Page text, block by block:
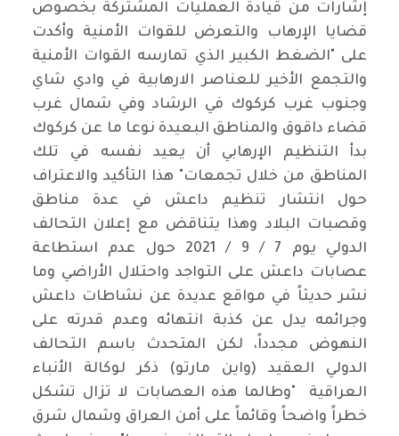
إشارات من قيادة العمليات المشتركة بخصوص
قضايا الإرهاب والتعرض للقوات الأمنية وأكدت
على "الضغط الكبير الذي تمارسه القوات الأمنية
والتجمع الأخير للعناصر الارهابية في وادي شاي
وجنوب غرب كركوك في الرشاد وفي شمال غرب
قضاء داقوق والمناطق البعيدة نوعا ما عن كركوك
بدأ التنظيم الإرهابي أن يعيد نفسه في تلك
المناطق من خلال تجمعات" هذا التأكيد والاعتراف
حول انتشار تنظيم داعش في عدة مناطق
وقصبات البلاد وهذا يتناقض مع إعلان التحالف
الدولي يوم 7 / 9 / 2021 حول عدم استطاعة
عصابات داعش على التواجد واحتلال الأراضي وما
نشر حديثاً في مواقع عديدة عن نشاطات داعش
وجرائمه يدل عن كذبة انتهائه وعدم قدرته على
النهوض مجدداً، لكن المتحدث باسم التحالف
الدولي العقيد (واين مارتو) ذكر لوكالة الأنباء
العراقية "وطالما هذه العصابات لا تزال تشكل
خطراً واضحاً وقائماً على أمن العراق وشمال شرق